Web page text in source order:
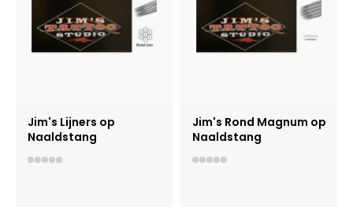
Jim's Lijners op
Naaldstang
Jim's Rond Magnum op
Naaldstang